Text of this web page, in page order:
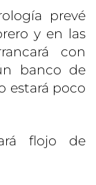
prevé
y en las
con
banco de
estará poco
flojo de